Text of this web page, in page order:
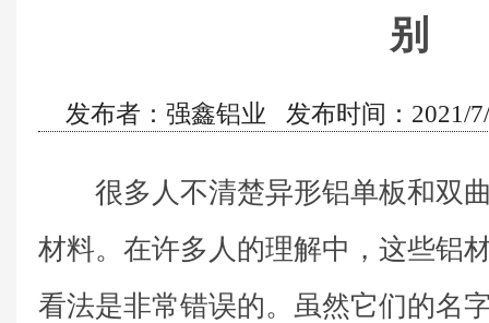
别
发布者：强鑫铝业 发布时间：2021/
很多人不清楚异形铝单板和双曲
材料。在许多人的理解中，这些铝
看法是非常错误的。虽然它们的名